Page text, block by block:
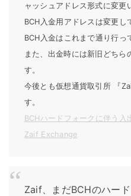
ャッシュアドレス形式に変更
BCH入金用アドレスは変更
BCH入金はこれまで通り行っ
また、出金時には新旧どちら
す。
今後とも仮想通貨取引所 『
す。
BCHハードフォークに伴う入
Zaif Exchange
Zaif、まだBCHのハー